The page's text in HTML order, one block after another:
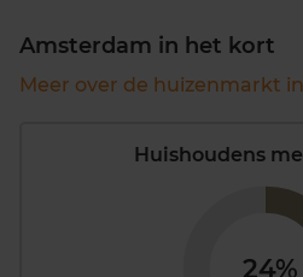
Amsterdam in het kort
Meer over de huizenmarkt
Huishoudens
24%